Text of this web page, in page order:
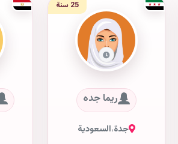
25 سنة
ريما جده
جدة،السعودية